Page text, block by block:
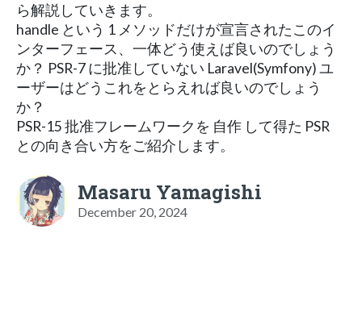
ら解説していきます。
handle という 1 メソッドだけが宣言されたこのイ
ンターフェース、一体どう使えば良いのでしょう
か？ PSR-7 に批准していない Laravel(Symfony) ユ
ーザーはどうこれをとらえれば良いのでしょう
か？
PSR-15 批准フレームワークを 自作 して得た PSR
との向き合い方をご紹介します。
Masaru Yamagishi
December 20, 2024